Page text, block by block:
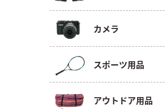
カメラ
スポーツ用品
アウトドア用品